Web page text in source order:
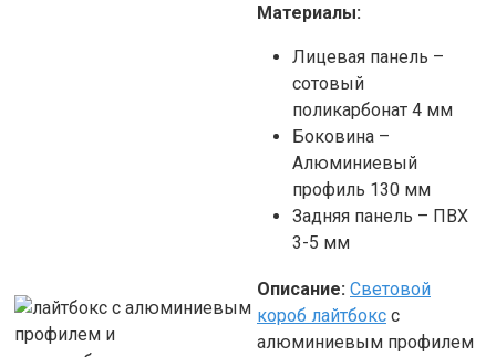
Материалы:
Лицевая панель –
сотовый
поликарбонат 4 мм
Боковина –
Алюминиевый
профиль 130 мм
Задняя панель – ПВХ
3-5 мм
Описание: Световой
короб лайтбокс с
алюминиевым профилем